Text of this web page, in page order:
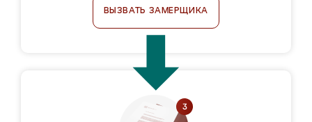
ВЫЗВАТЬ ЗАМЕРЩИКА